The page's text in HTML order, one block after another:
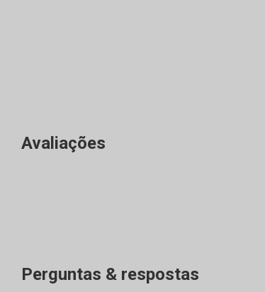
Avaliações
Perguntas & respostas